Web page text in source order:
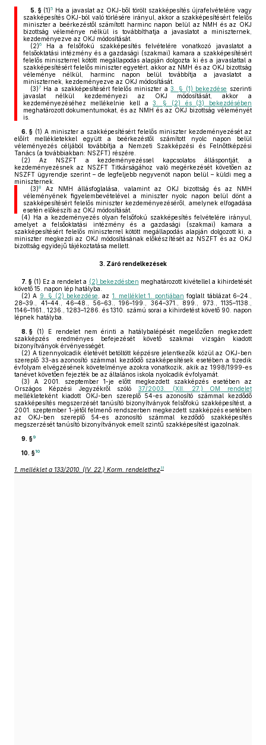
5. §(1)5 Ha a javaslat az OKJ-ből törölt szakképesítés újrafelvételére vagy
szakképesítés OKJ-ból való törlésére irányul, akkor a szakképesítésért felelős
miniszter a beérkezéstől számított harminc napon belül az NMH és az OKJ
bizottság véleménye nélkül is továbbíthatja a javaslatot a miniszternek,
kezdeményezve az OKJ módosítását.
(2)6Ha a felsőfokú szakképesítés felvételére vonatkozó javaslatot a
felsőoktatási intézmény és a gazdasági (szakmai) kamara a szakképesítésért
felelős miniszterrel kötött megállapodás alapján dolgozta ki és a javaslattal a
szakképesítésért felelős miniszter egyetért, akkor az NMH és az OKJ bizottság
véleménye nélkül, harminc napon belül továbbítja a javaslatot a
miniszternek, kezdeményezve az OKJ módosítását.
(3)7Ha a szakképesítésért felelős miniszter a3. § (1) bekezdése szerinti
javaslat nélkül kezdeményezi az OKJ módosítását, akkor a
kezdeményezéséhez mellékelnie kell a3. § (2) és (3) bekezdésében
meghatározott dokumentumokat, és az NMH és az OKJ bizottság véleményét
is.
6. § (1) A miniszter a szakképesítésért felelős miniszter kezdeményezését az
előírt mellékletekkel együtt a beérkezéstől számított nyolc napon belül
véleményezés céljából továbbítja a Nemzeti Szakképzési és Felnőttképzési
Tanács (a továbbiakban: NSZFT) részére.
(2) Az NSZFT a kezdeményezéssel kapcsolatos álláspontját, a
kezdeményezésnek az NSZFT Titkárságához való megérkezését követően az
NSZFT ügyrendje szerint – de legfeljebb negyvenöt napon belül – küldi meg a
miniszternek.
(3)8Az NMH állásfoglalása, valamint az OKJ bizottság és az NMH
véleményének figyelembevételével a miniszter nyolc napon belül dönt a
szakképesítésért felelős miniszter kezdeményezéséről, amelynek elfogadása
esetén előkészíti az OKJ módosítását.
(4) Ha a kezdeményezés olyan felsőfokú szakképesítés felvételére irányul,
amelyet a felsőoktatási intézmény és a gazdasági (szakmai) kamara a
szakképesítésért felelős miniszterrel kötött megállapodás alapján dolgozott ki, a
miniszter megkezdi az OKJ módosításának előkészítését az NSZFT és az OKJ
bizottság egyidejű tájékoztatása mellett.
3. Záró rendelkezések
7. § (1) Ez a rendelet a (2) bekezdésben meghatározott kivétellel a kihirdetését
követő 15. napon lép hatályba.
(2) A 9. § (2) bekezdése , az 1. melléklet 1. pontjában foglalt táblázat 6–24.,
28–39., 41–44., 46–48., 56–63., 196–199., 364–371., 899., 973., 1135–1138.,
1146–1161., 1236., 1283–1286. és 1310. számú sorai a kihirdetést követő 90. napon
lépnek hatályba.
8. § (1) E rendelet nem érinti a hatálybalépését megelőzően megkezdett
szakképzés eredményes befejezését követő szakmai vizsgán kiadott
bizonyítványok érvényességét.
(2) A tizennyolcadik életévét betöltött képzésre jelentkezők közül az OKJ-ben
szereplő 33-as azonosító számmal kezdődő szakképesítések esetében a tizedik
évfolyam elvégzésének követelménye azokra vonatkozik, akik az 1998/1999-es
tanévet követően fejezték be az általános iskola nyolcadik évfolyamát.
(3) A 2001. szeptember 1-je előtt megkezdett szakképzés esetében az
Országos Képzési Jegyzékről szóló 37/2003. (XII. 27.) OM rendelet
mellékleteként kiadott OKJ-ben szereplő 54-es azonosító számmal kezdődő
szakképesítés megszerzését tanúsító bizonyítványok felsőfokú szakképesítést, a
2001. szeptember 1-jétől felmenő rendszerben megkezdett szakképzés esetében
az OKJ-ben szereplő 54-es azonosító számmal kezdődő szakképesítés
megszerzését tanúsító bizonyítványok emelt szintű szakképesítést igazolnak.
9. §9
10. §10
1. melléklet a 133/2010. (IV. 22.) Korm. rendelethez11